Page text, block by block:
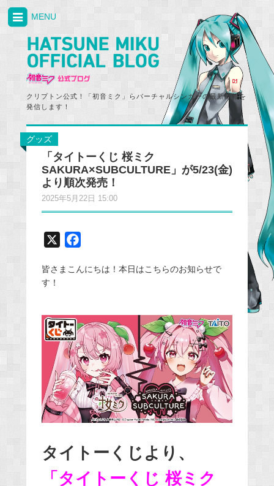
クリプトン公式！「初音ミク」らバーチャルシンガーの最新情報を
発信します！
MENU
グッズ
「タイトーくじ 桜ミク
SAKURA×SUBCULTURE」が5/23(金)
より順次発売！
2025年5月22日 15:00
c
o
k
皆さまこんにちは！本日はこちらのお知らせで
す！
タイトーくじより、
「タイトーくじ 桜ミク